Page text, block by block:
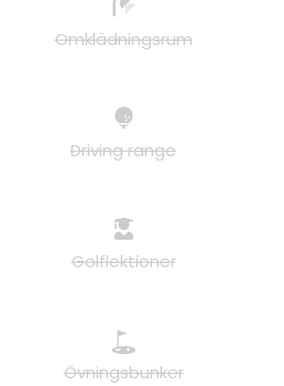
Omklädningsrum
Driving range
Golflektioner
Övningsbunker